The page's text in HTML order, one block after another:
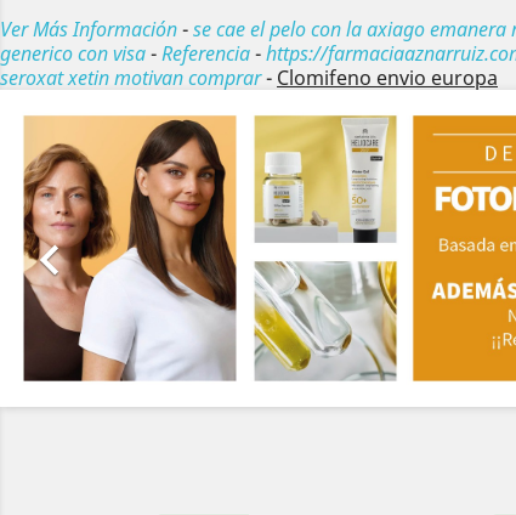
Ver Más Información-se cae el pelo con la axiago
generico con visa-Referencia-https://
seroxat xetin motivan comprar- Clomifeno envio europa

Anterior